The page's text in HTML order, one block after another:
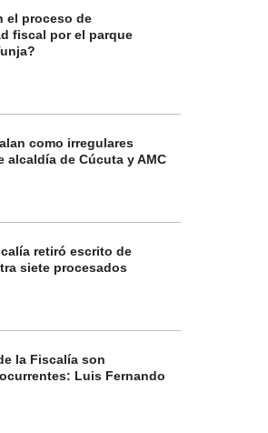
el proceso de
fiscal por el parque
como irregulares
alcaldía de Cúcuta y AMC
retiró escrito de
siete procesados
la Fiscalía son
Luis Fernando